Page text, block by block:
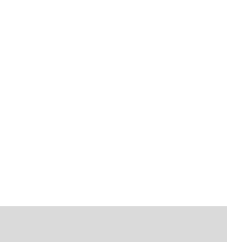
Pasirinkti savybes